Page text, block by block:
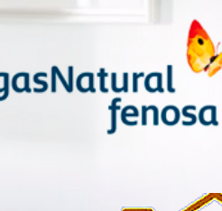
conserto de
conserto de
conserto
conserto de
conserto
conserto de
manutenção
conserto de